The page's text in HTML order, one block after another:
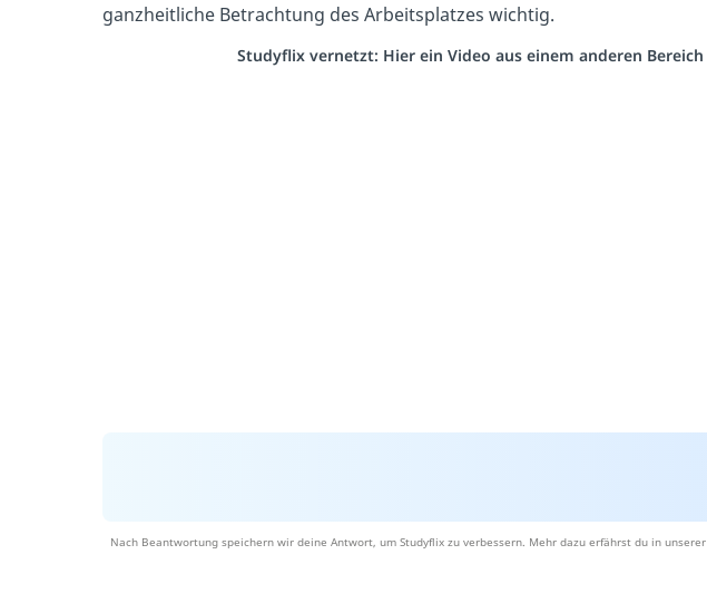
ganzheitliche Betrachtung des Arbeitsplatzes wichtig.
Studyflix vernetzt: Hier ein Video aus einem anderen Bereich
Nach Beantwortung speichern wir deine Antwort, um Studyflix zu verbessern. Mehr dazu erfährst du in unserer